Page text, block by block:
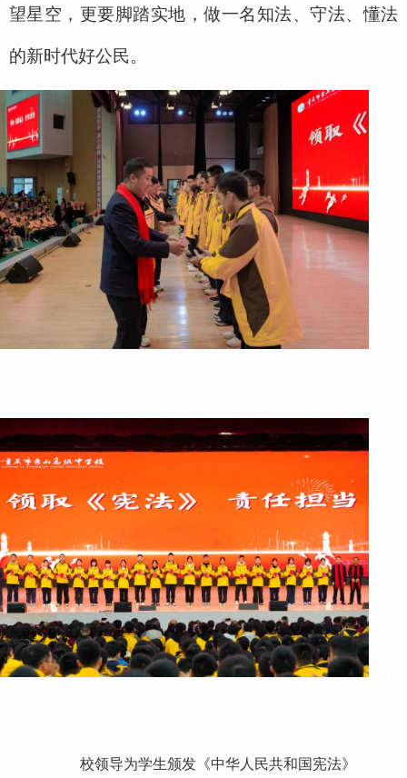
望星空，更要脚踏实地，做一名知法、守法、懂法
的新时代好公民。
校领导为学生颁发《中华人民共和国宪法》